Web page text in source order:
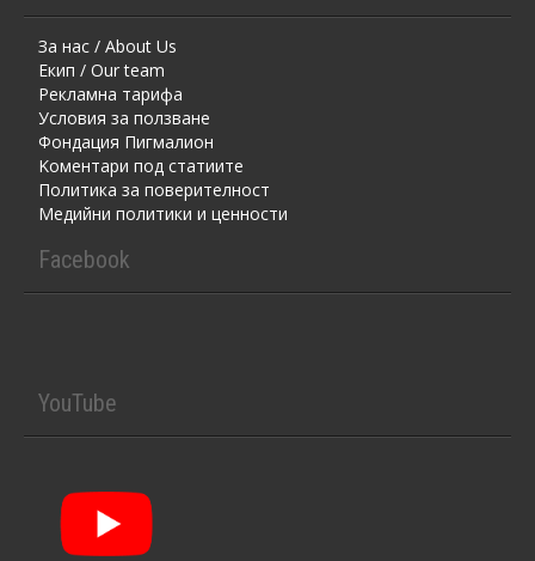
За нас / About Us
Екип / Our team
Рекламна тарифа
Условия за ползване
Фондация Пигмалион
Kоментaри под статиите
Политика за поверителност
Медийни политики и ценности
Facebook
YouTube